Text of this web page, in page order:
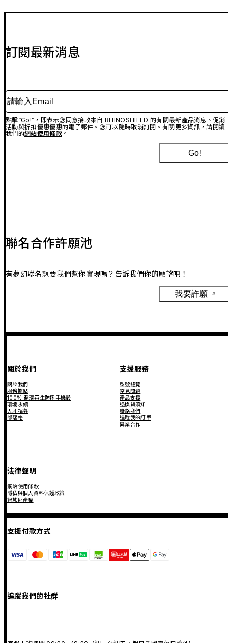
訂閱最新消息
請輸入Email
點擊“Go!”，即表示您同意接收來自 RHINOSHIELD 的有關最新產品消息、促銷
活動與折扣優惠優惠的電子郵件。您可以隨時取消訂閱。有關更多資訊，請閱讀
我們的網站使用條款。
Go!
聯名合作許願池
有夢幻聯名想要我們幫你實現嗎？告訴我們你的願望吧！
我要許願
關於我們
關於我們
服務據點
100% 循環再生防摔手機殼
環境永續
人才招募
部落格
支援服務
型號總覽
常見問題
產品支援
退換貨須知
聯絡我們
追蹤我的訂單
異業合作
法律聲明
網站使用條款
隱私與個人資料保護政策
智慧財產權
支援付款方式
追蹤我們的社群